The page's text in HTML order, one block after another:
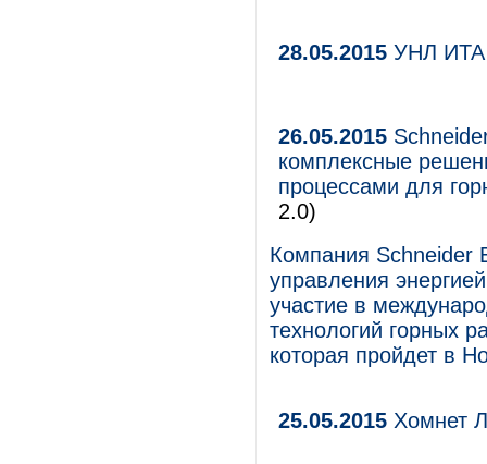
28.05.2015 УНЛ ИТА
26.05.2015
комплексные
процессами для
2.0)
Компания Schneider
управления
участие в
технологий горных
которая пройдет в
25.05.2015 Хомнет